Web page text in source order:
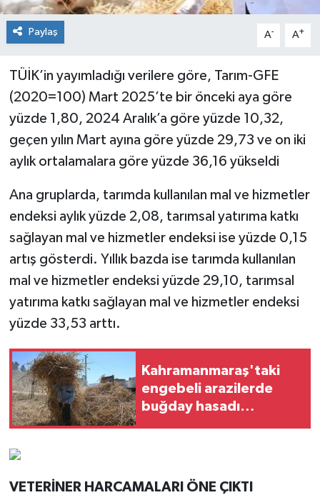
Paylaş A- A+
TÜİK’in yayımladığı verilere göre, Tarım-GFE
(2020=100) Mart 2025’te bir önceki aya göre
yüzde 1,80, 2024 Aralık’a göre yüzde 10,32,
geçen yılın Mart ayına göre yüzde 29,73 ve on iki
aylık ortalamalara göre yüzde 36,16 yükseldi
Ana gruplarda, tarımda kullanılan mal ve hizmetler
endeksi aylık yüzde 2,08, tarımsal yatırıma katkı
sağlayan mal ve hizmetler endeksi ise yüzde 0,15
artış gösterdi. Yıllık bazda ise tarımda kullanılan
mal ve hizmetler endeksi yüzde 29,10, tarımsal
yatırıma katkı sağlayan mal ve hizmetler endeksi
yüzde 33,53 arttı.
Kahramanmaraş'taki
engebeli arazilerde
buğday hasadı
VETERİNER HARCAMALARI ÖNE ÇIKTI